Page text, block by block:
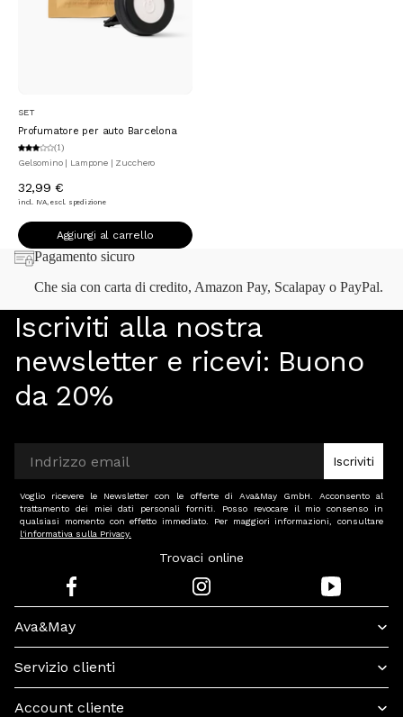
SET
Profumatore per auto Barcelona
(1)
Gelsomino | Lampone | Zucchero
32,99 €
incl. IVA, escl. spedizione
Aggiungi al carrello
Pagamento sicuro
Che sia con carta di credito, Amazon Pay, Scalapay o PayPal.
Iscriviti alla nostra
newsletter e ricevi: Buono
da 20%
Iscriviti
Voglio ricevere le Newsletter con le offerte di Ava&May GmbH. Acconsento al
trattamento dei miei dati personali forniti. Posso revocare il mio consenso in
qualsiasi momento con effetto immediato. Per maggiori informazioni, consultare
l'informativa sulla Privacy.
Trovaci online
Ava&May
Servizio clienti
Account cliente